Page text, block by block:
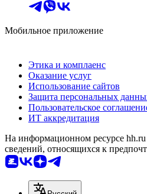
Мобильное приложение
Этика и комплаенс
Оказание услуг
Использование сайтов
Защита персональных
Пользовательское
ИТ аккредитация
На информационном ресурсе hh.ru
сведений, относящихся к